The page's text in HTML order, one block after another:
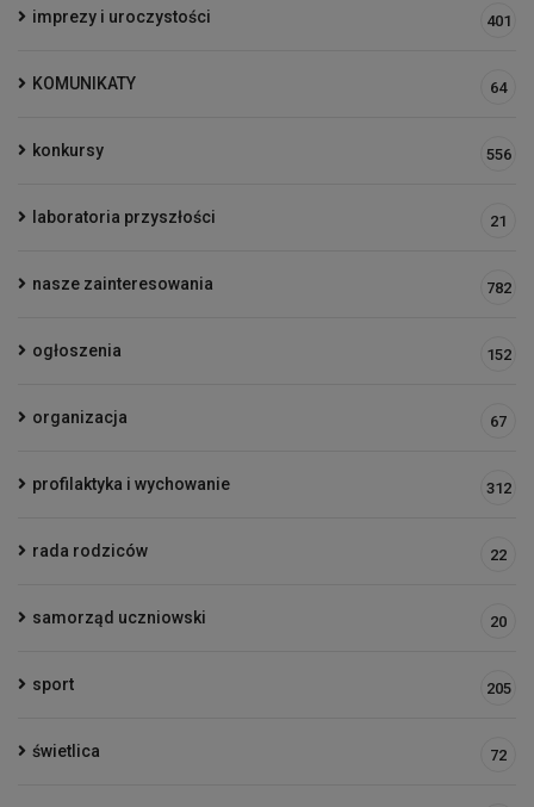
imprezy i uroczystości 401
KOMUNIKATY 64
konkursy 556
laboratoria przyszłości 21
nasze zainteresowania 782
ogłoszenia 152
organizacja 67
profilaktyka i wychowanie 312
rada rodziców 22
samorząd uczniowski 20
sport 205
świetlica 72